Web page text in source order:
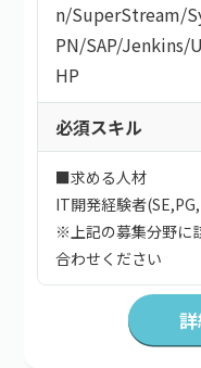
n/SuperStream/
PN/SAP/Jenkins/
HP
必須スキル
■求める人材
IT開発経験者(SE,PG,
※上記の募集分野に
合わせください